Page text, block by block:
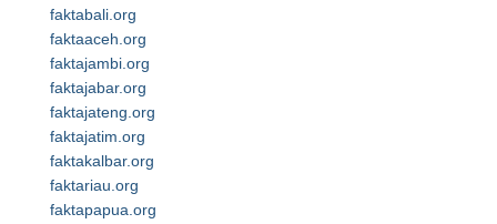
faktabali.org
faktaaceh.org
faktajambi.org
faktajabar.org
faktajateng.org
faktajatim.org
faktakalbar.org
faktariau.org
faktapapua.org